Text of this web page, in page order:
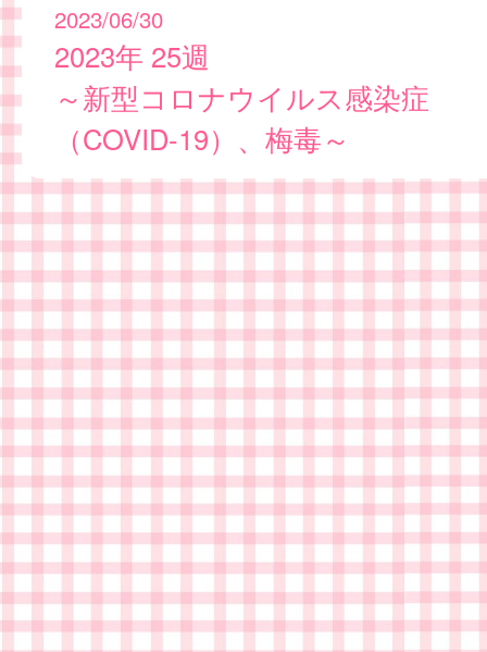
2023/06/30
2023年 25週
～新型コロナウイルス感染症
（COVID-19）、梅毒～